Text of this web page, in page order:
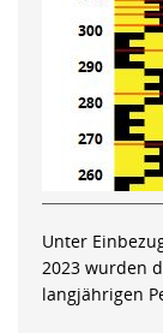
Unter
2023 wurden
langjährigen